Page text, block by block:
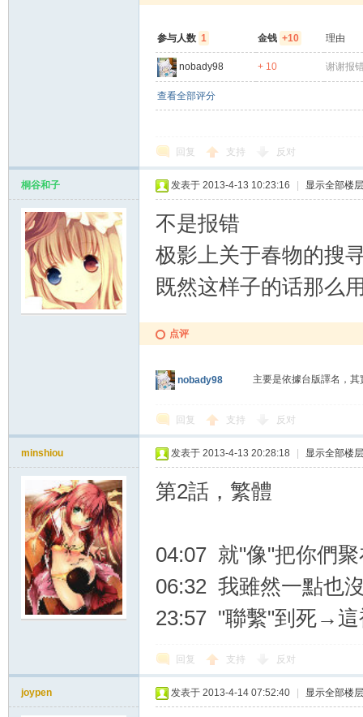
参与人数 1 金钱 +10 理由
nobady98 + 10 谢谢报
查看全部评分
回复 支持 反对
桐谷和子 发表于 2013-4-13 10:23:16 显示全部楼层
不是报错
极影上关于春物的搜
既然这样子的话那么
点评
nobady98 主要是依據台版譯名，
回复 支持 反对
minshiou 发表于 2013-4-13 20:28:18 显示全部楼层
第2話，繁體
04:07 就"像"把你們
06:32 我雖然一點也
23:57 "聯繫"到死→這
回复 支持 反对
joypen 发表于 2013-4-14 07:52:40 显示全部楼层